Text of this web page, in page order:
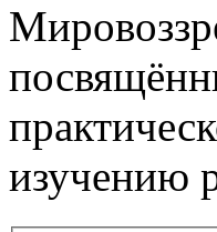
изучению